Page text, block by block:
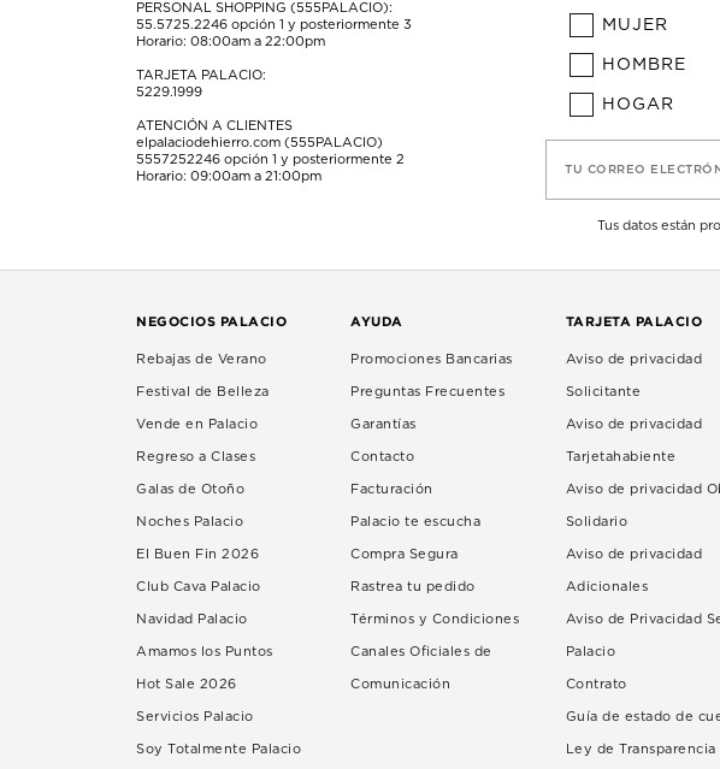
PERSONAL SHOPPING (555PALACIO):
55.5725.2246 opción 1 y posteriormente 3
Horario: 08:00am a 22:00pm
TARJETA PALACIO:
5229.1999
ATENCIÓN A CLIENTES
elpalaciodehierro.com (555PALACIO)
5557252246 opción 1 y posteriormente 2
Horario: 09:00am a 21:00pm
MUJER
HOMBRE
HOGAR
TU CORREO
Tus datos están
NEGOCIOS PALACIO
Rebajas de Verano
Festival de Belleza
Vende en Palacio
Regreso a Clases
Galas de Otoño
Noches Palacio
El Buen Fin 2026
Club Cava Palacio
Navidad Palacio
Amamos los Puntos
Hot Sale 2026
Servicios Palacio
Soy Totalmente Palacio
AYUDA
Promociones Bancarias
Preguntas Frecuentes
Garantías
Contacto
Facturación
Palacio te escucha
Compra Segura
Rastrea tu pedido
Términos y Condiciones
Canales Oficiales de
Comunicación
TARJETA PALACIO
Aviso de privacidad
Solicitante
Aviso de privacidad
Tarjetahabiente
Aviso de privacidad
Solidario
Aviso de privacidad
Adicionales
Aviso de Privacidad
Palacio
Contrato
Guía de estado de
Ley de Transparencia